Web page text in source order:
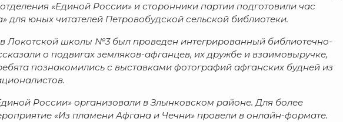
«Единой России» и сторонники партии подготовили час
для юных читателей Петровобудской сельской библиотеки.
Локотской школы №3 был проведен интегрированный библиотечно-
о подвигах земляков-афганцев, их дружбе и взаимовыручке,
познакомились с выставками фотографий афганских будней из
России» организовали в Злынковском районе. Для более
«Из пламени Афгана и Чечни» провели в онлайн-формате.